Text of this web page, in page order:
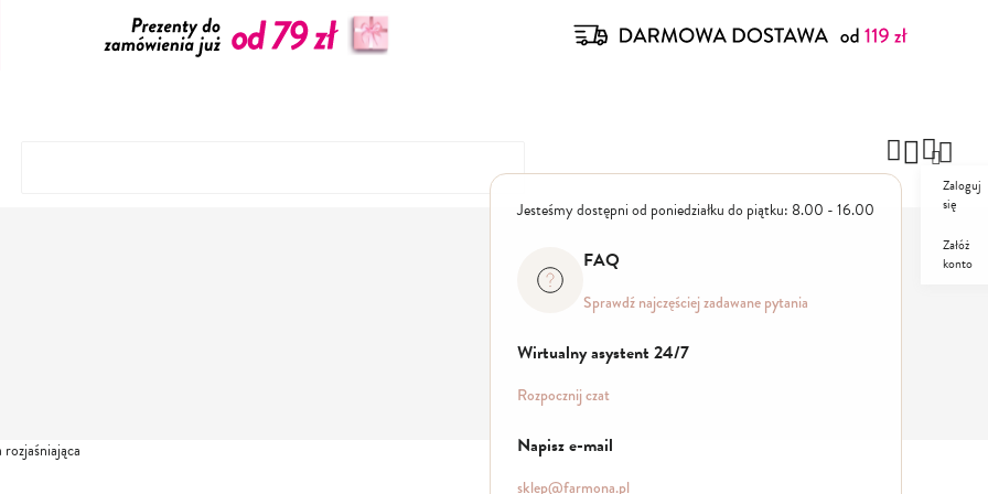
Jesteśmy dostępni od poniedziałku do piątku: 8.00 - 16.00
FAQ
Sprawdź najczęściej zadawane pytania
Wirtualny asystent 24/7
Rozpocznij czat
Napisz e-mail
sklep@farmona.pl
Zaloguj
się
Załóż
konto